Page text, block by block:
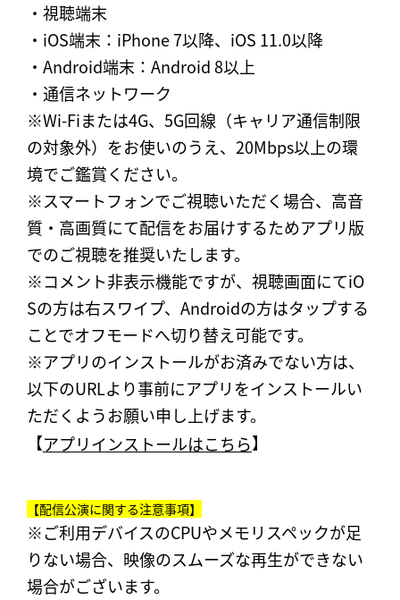
・視聴端末
・iOS端末：iPhone 7以降、iOS 11.0以降
・Android端末：Android 8以上
・通信ネットワーク
※Wi-Fiまたは4G、5G回線（キャリア通信制限
の対象外）をお使いのうえ、20Mbps以上の環
境でご鑑賞ください。
※スマートフォンでご視聴いただく場合、高音
質・高画質にて配信をお届けするためアプリ版
でのご視聴を推奨いたします。
※コメント非表示機能ですが、視聴画面にてiO
Sの方は右スワイプ、Androidの方はタップする
ことでオフモードへ切り替え可能です。
※アプリのインストールがお済みでない方は、
以下のURLより事前にアプリをインストールい
ただくようお願い申し上げます。
【アプリインストールはこちら】
【配信公演に関する注意事項】
※ご利用デバイスのCPUやメモリスペックが足
りない場合、映像のスムーズな再生ができない
場合がございます。